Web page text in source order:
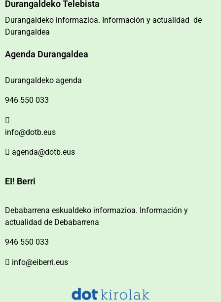
Durangaldeko Telebista
Durangaldeko informazioa. Información y actualidad de
Durangaldea
Agenda Durangaldea
Durangaldeko agenda
946 550 033
info@dotb.eus
agenda@dotb.eus
EI! Berri
Debabarrena eskualdeko informazioa. Información y
actualidad de Debabarrena
946 550 033
info@eiberri.eus